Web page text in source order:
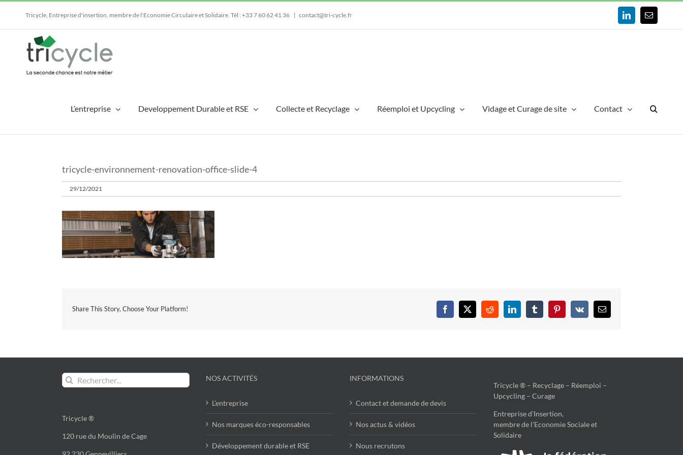
Tricycle, Entreprise d'insertion, membre de l'Economie Circulaire et Solidaire. Tél : +33 7 60 62 41 36 | contact@tri-cycle.fr LinkedInEmail
L’entreprise Developpement Durable et RSE Collecte et Recyclage Réemploi et Upcycling Vidage et Curage de site Contact
tricycle-environnement-renovation-office-slide-4
29/12/2021
Share This Story, Choose Your Platform! Facebook
X RedditLinkedInTumblrPinterest
Vk Email
Rechercher:
Tricycle ®
120 rue du Moulin de Cage
NOS ACTIVITÉS
L’entreprise
Nos marques éco-responsables
Développement durable et RSE
INFORMATIONS
Contact et demande de devis
Nos actus & vidéos
Nous recrutons
Tricycle ® – Recyclage – Réemploi –
Upcycling – Curage
Entreprise d’Insertion,
membre de l’Economie Sociale et
Solidaire